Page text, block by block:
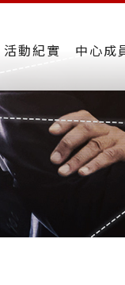
活動紀實 中心成